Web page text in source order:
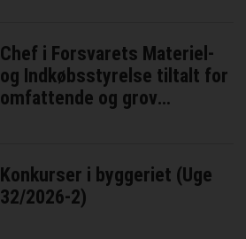
Chef i Forsvarets Materiel-
og Indkøbsstyrelse tiltalt for
omfattende og grov
Konkurser i byggeriet (Uge
32/2026-2)